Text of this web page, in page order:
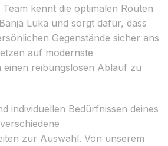
kennt die optimalen Routen
Luka und sorgt dafür, dass
Gegenstände sicher ans
auf modernste
einen reibungslosen Ablauf zu
individuellen Bedürfnissen deines
zur Auswahl. Von unserem